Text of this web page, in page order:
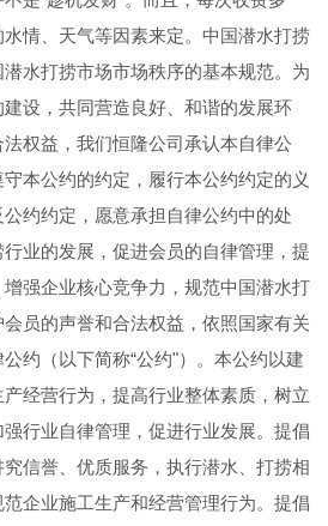
情、天气等因素来定。中国潜水打捞
水打捞市场市场秩序的基本规范。为
设，共同营造良好、和谐的发展环
权益，我们恒隆公司承认本自律公
本公约的约定，履行本公约约定的义
约约定，愿意承担自律公约中的处
业的发展，促进会员的自律管理，提
强企业核心竞争力，规范中国潜水打
员的声誉和合法权益，依照国家有关
约（以下简称“公约"）。本公约以建
经营行为，提高行业整体素质，树立
行业自律管理，促进行业发展。提倡
信誉、优质服务，执行潜水、打捞相
企业施工生产和经营管理行为。提倡